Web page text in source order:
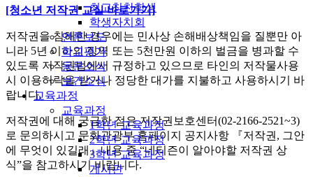
최고칭찬학생
학생자치회
언론보도
학교평가
동문소식
보건소식
교육과정
교육과정
1학년 교육과정
2학년 교육과정
3학년 교육과정
게시판
[청소년 저작권 교실 바로가기]
저작권을 침해한 경우에는 민사상 손해배상책임을 질뿐만 아
니라 5년 이하의 징역 또는 5천만원 이하의 벌금을 병과할 수
있도록 저작권법에서 규정하고 있으므로 타인의 저작물사용
시 이용허락을 받거나 정당한 대가를 지불하고 사용하시기 바
랍니다.
저작권에 대해 궁금한 점은 저작권보호센터(02-2166-2521~3)
로 문의하시고 문화관광부 홈페이지 공지사항 『저작권, 그안
에 무엇이 있길래』내용 중 “네티즌이 알아야할 저작권 상
식”을 참고하시기 바랍니다.